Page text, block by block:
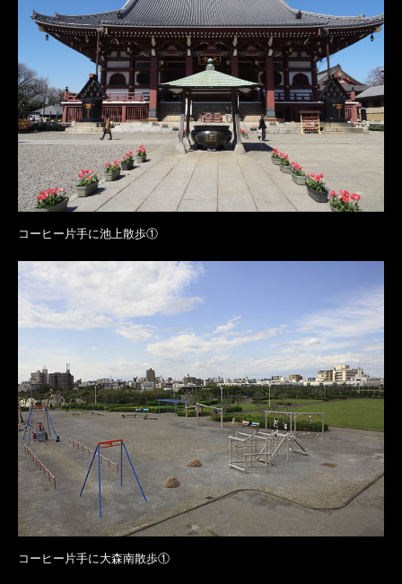
コーヒー片手に池上散歩①
コーヒー片手に大森南散歩①